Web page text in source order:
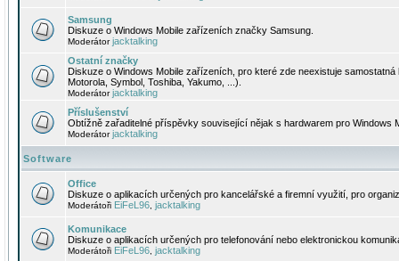
Samsung
Diskuze o Windows Mobile zařízeních značky Samsung.
Moderátorjacktalking
Ostatní značky
Diskuze o Windows Mobile zařízeních, pro které zde neexistuje
Motorola, Symbol, Toshiba, Yakumo, ...).
Moderátorjacktalking
Příslušenství
Obtížně zařaditelné příspěvky související nějak s hardwarem pro Windows
Moderátorjacktalking
Software
Office
Diskuze o aplikacích určených pro kancelářské a firemní využití, pro
Moderátoři EiFeL96 jacktalking
Komunikace
Diskuze o aplikacích určených pro telefonování nebo elektronickou
Moderátoři EiFeL96 jacktalking